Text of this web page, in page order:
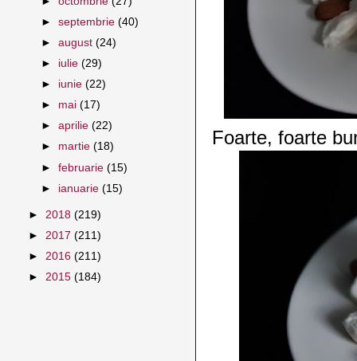
Foarte, foarte
►septembrie(40)
►august(24)
► iulie(29)
► iunie(22)
► mai(17)
►aprilie(22)
► martie(18)
►februarie(15)
► ianuarie(15)
► 2018 (219)
► 2017 (211)
► 2016 (211)
► 2015 (184)